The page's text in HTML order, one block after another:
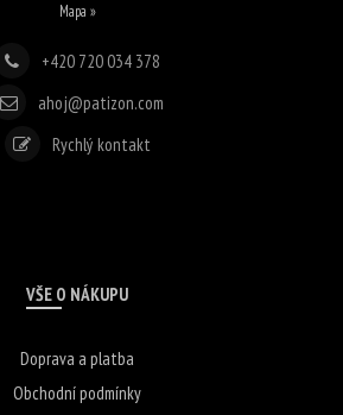
Mapa »
+420 720 034 378
ahoj@patizon.com
Rychlý kontakt
VŠE O NÁKUPU
Doprava a platba
Obchodní podmínky